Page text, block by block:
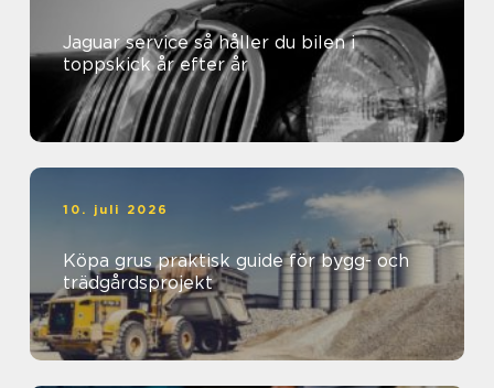
Jaguar service så håller du bilen i
toppskick år efter år
10. juli 2026
Köpa grus praktisk guide för bygg- och
trädgårdsprojekt